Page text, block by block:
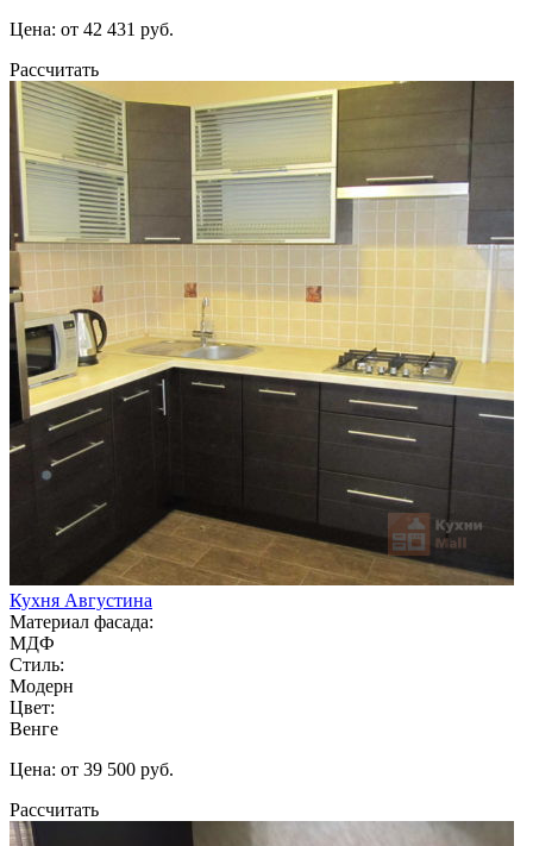
Цена: от 42 431 руб.
Рассчитать
Кухня Августина
Материал фасада:
МДФ
Стиль:
Модерн
Цвет:
Венге
Цена: от 39 500 руб.
Рассчитать